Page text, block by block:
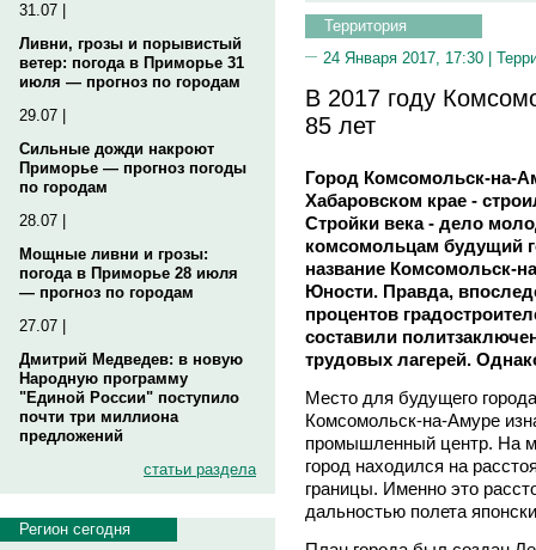
31.07 |
Ливни, грозы и порывистый
ветер: погода в Приморье 31
июля — прогноз по городам
29.07 |
Сильные дожди накроют
Приморье — прогноз погоды
по городам
28.07 |
Мощные ливни и грозы:
погода в Приморье 28 июля
— прогноз по городам
27.07 |
Дмитрий Медведев: в новую
Народную программу
"Единой России" поступило
почти три миллиона
предложений
статьи раздела
Регион сегодня
Территория
24 Января 2017, 17:30 |
В 2017 году
85 лет
Город Комсомольск-на-
Хабаровском крае -
Стройки века - дело
комсомольцам будущий
название Комсомольск-
Юности. Правда,
процентов
составили
трудовых лагерей.
Место для будущего
Комсомольск-на-Амуре
промышленный центр. На
город находился на
границы. Именно это
дальностью полета